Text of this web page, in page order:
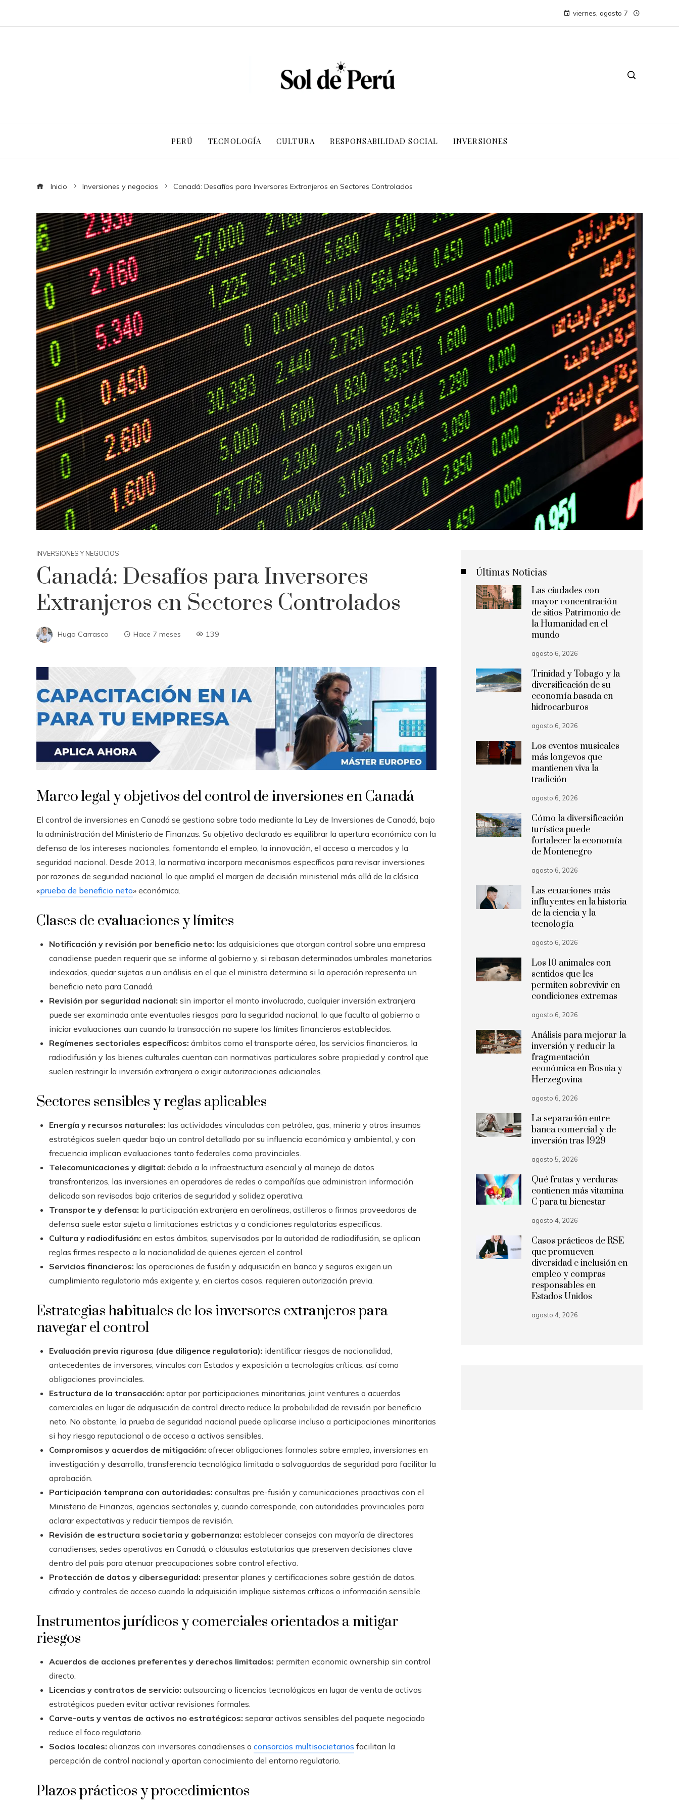
viernes, agosto 7
PERÚ TECNOLOGÍA CULTURA RESPONSABILIDAD SOCIAL INVERSIONES
Inicio Inversiones y negocios Canadá: Desafíos para Inversores Extranjeros en Sectores Controlados
INVERSIONES Y NEGOCIOS
Canadá: Desafíos para Inversores
Extranjeros en Sectores Controlados
Hugo Carrasco Hace 7 meses 139
Marco legal y objetivos del control de inversiones en Canadá
El control de inversiones en Canadá se gestiona sobre todo mediante la Ley de Inversiones de Canadá, bajo
la administración del Ministerio de Finanzas. Su objetivo declarado es equilibrar la apertura económica con la
defensa de los intereses nacionales, fomentando el empleo, la innovación, el acceso a mercados y la
seguridad nacional. Desde 2013, la normativa incorpora mecanismos específicos para revisar inversiones
por razones de seguridad nacional, lo que amplió el margen de decisión ministerial más allá de la clásica
«prueba de beneficio neto» económica.
Clases de evaluaciones y límites
Notificación y revisión por beneficio neto: las adquisiciones que otorgan control sobre una empresa
canadiense pueden requerir que se informe al gobierno y, si rebasan determinados umbrales monetarios
indexados, quedar sujetas a un análisis en el que el ministro determina si la operación representa un
beneficio neto para Canadá.
Revisión por seguridad nacional: sin importar el monto involucrado, cualquier inversión extranjera
puede ser examinada ante eventuales riesgos para la seguridad nacional, lo que faculta al gobierno a
iniciar evaluaciones aun cuando la transacción no supere los límites financieros establecidos.
Regímenes sectoriales específicos: ámbitos como el transporte aéreo, los servicios financieros, la
radiodifusión y los bienes culturales cuentan con normativas particulares sobre propiedad y control que
suelen restringir la inversión extranjera o exigir autorizaciones adicionales.
Sectores sensibles y reglas aplicables
Energía y recursos naturales: las actividades vinculadas con petróleo, gas, minería y otros insumos
estratégicos suelen quedar bajo un control detallado por su influencia económica y ambiental, y con
frecuencia implican evaluaciones tanto federales como provinciales.
Telecomunicaciones y digital: debido a la infraestructura esencial y al manejo de datos
transfronterizos, las inversiones en operadores de redes o compañías que administran información
delicada son revisadas bajo criterios de seguridad y solidez operativa.
Transporte y defensa: la participación extranjera en aerolíneas, astilleros o firmas proveedoras de
defensa suele estar sujeta a limitaciones estrictas y a condiciones regulatorias específicas.
Cultura y radiodifusión: en estos ámbitos, supervisados por la autoridad de radiodifusión, se aplican
reglas firmes respecto a la nacionalidad de quienes ejercen el control.
Servicios financieros: las operaciones de fusión y adquisición en banca y seguros exigen un
cumplimiento regulatorio más exigente y, en ciertos casos, requieren autorización previa.
Estrategias habituales de los inversores extranjeros para
navegar el control
Evaluación previa rigurosa (due diligence regulatoria): identificar riesgos de nacionalidad,
antecedentes de inversores, vínculos con Estados y exposición a tecnologías críticas, así como
obligaciones provinciales.
Estructura de la transacción: optar por participaciones minoritarias, joint ventures o acuerdos
comerciales en lugar de adquisición de control directo reduce la probabilidad de revisión por beneficio
neto. No obstante, la prueba de seguridad nacional puede aplicarse incluso a participaciones minoritarias
si hay riesgo reputacional o de acceso a activos sensibles.
Compromisos y acuerdos de mitigación: ofrecer obligaciones formales sobre empleo, inversiones en
investigación y desarrollo, transferencia tecnológica limitada o salvaguardas de seguridad para facilitar la
aprobación.
Participación temprana con autoridades: consultas pre-fusión y comunicaciones proactivas con el
Ministerio de Finanzas, agencias sectoriales y, cuando corresponde, con autoridades provinciales para
aclarar expectativas y reducir tiempos de revisión.
Revisión de estructura societaria y gobernanza: establecer consejos con mayoría de directores
canadienses, sedes operativas en Canadá, o cláusulas estatutarias que preserven decisiones clave
dentro del país para atenuar preocupaciones sobre control efectivo.
Protección de datos y ciberseguridad: presentar planes y certificaciones sobre gestión de datos,
cifrado y controles de acceso cuando la adquisición implique sistemas críticos o información sensible.
Instrumentos jurídicos y comerciales orientados a mitigar
riesgos
Acuerdos de acciones preferentes y derechos limitados: permiten economic ownership sin control
directo.
Licencias y contratos de servicio: outsourcing o licencias tecnológicas en lugar de venta de activos
estratégicos pueden evitar activar revisiones formales.
Carve-outs y ventas de activos no estratégicos: separar activos sensibles del paquete negociado
reduce el foco regulatorio.
Socios locales: alianzas con inversores canadienses o consorcios multisocietarios facilitan la
percepción de control nacional y aportan conocimiento del entorno regulatorio.
Plazos prácticos y procedimientos
Últimas Noticias
Las ciudades con
mayor concentración
de sitios Patrimonio de
la Humanidad en el
mundo
agosto 6, 2026
Trinidad y Tobago y la
diversificación de su
economía basada en
hidrocarburos
agosto 6, 2026
Los eventos musicales
más longevos que
mantienen viva la
tradición
agosto 6, 2026
Cómo la diversificación
turística puede
fortalecer la economía
de Montenegro
agosto 6, 2026
Las ecuaciones más
influyentes en la historia
de la ciencia y la
tecnología
agosto 6, 2026
Los 10 animales con
sentidos que les
permiten sobrevivir en
condiciones extremas
agosto 6, 2026
Análisis para mejorar la
inversión y reducir la
fragmentación
económica en Bosnia y
Herzegovina
agosto 6, 2026
La separación entre
banca comercial y de
inversión tras 1929
agosto 5, 2026
Qué frutas y verduras
contienen más vitamina
C para tu bienestar
agosto 4, 2026
Casos prácticos de RSE
que promueven
diversidad e inclusión en
empleo y compras
responsables en
Estados Unidos
agosto 4, 2026